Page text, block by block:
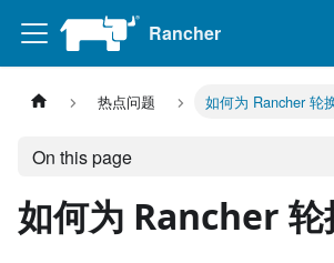
Rancher
热点问题 如何为 Rancher 轮
On this page
如何为 Rancher 轮